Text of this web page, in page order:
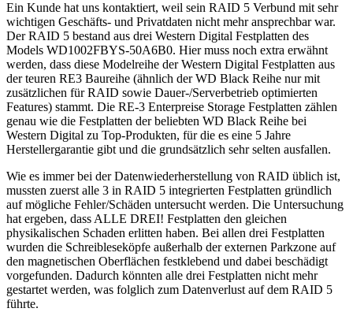
Ein Kunde hat uns kontaktiert, weil sein RAID 5 Verbund mit sehr
wichtigen Geschäfts- und Privatdaten nicht mehr ansprechbar war.
Der RAID 5 bestand aus drei Western Digital Festplatten des
Models WD1002FBYS-50A6B0. Hier muss noch extra erwähnt
werden, dass diese Modelreihe der Western Digital Festplatten aus
der teuren RE3 Baureihe (ähnlich der WD Black Reihe nur mit
zusätzlichen für RAID sowie Dauer-/Serverbetrieb optimierten
Features) stammt. Die RE-3 Enterpreise Storage Festplatten zählen
genau wie die Festplatten der beliebten WD Black Reihe bei
Western Digital zu Top-Produkten, für die es eine 5 Jahre
Herstellergarantie gibt und die grundsätzlich sehr selten ausfallen.
Wie es immer bei der Datenwiederherstellung von RAID üblich ist,
mussten zuerst alle 3 in RAID 5 integrierten Festplatten gründlich
auf mögliche Fehler/Schäden untersucht werden. Die Untersuchung
hat ergeben, dass ALLE DREI! Festplatten den gleichen
physikalischen Schaden erlitten haben. Bei allen drei Festplatten
wurden die Schreibleseköpfe außerhalb der externen Parkzone auf
den magnetischen Oberflächen festklebend und dabei beschädigt
vorgefunden. Dadurch könnten alle drei Festplatten nicht mehr
gestartet werden, was folglich zum Datenverlust auf dem RAID 5
führte.